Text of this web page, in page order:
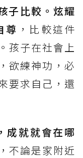
子比較。炫耀
尊 ，比較這件
孩子在社會上
欲練神功，必
要求自己，還
成就就會在哪
不論是家附近